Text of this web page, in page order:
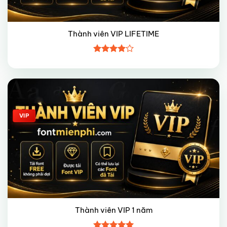
Thành viên VIP LIFETIME
xếp hạng
45 sao
Giảm giá!
VIP
Thành viên VIP 1 năm